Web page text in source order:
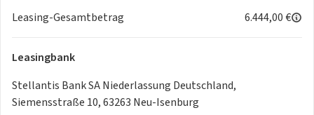
- Lenkradheizung
und Safesicherung
🚀 Effizient, digital & elegant zugleich!
Leasing-Gesamtbetrag
6.444,00 €
Leasingbank
Stellantis Bank SA Niederlassung Deutschland,
Siemensstraße 10, 63263 Neu-Isenburg